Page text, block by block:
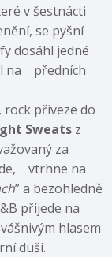
v šestnácti
se pyšní
dosáhl jedné
na předních
rock přiveze do
Sweats z
za
vtrhne na
” a bezohledně
přijede na
hlasem
duši.